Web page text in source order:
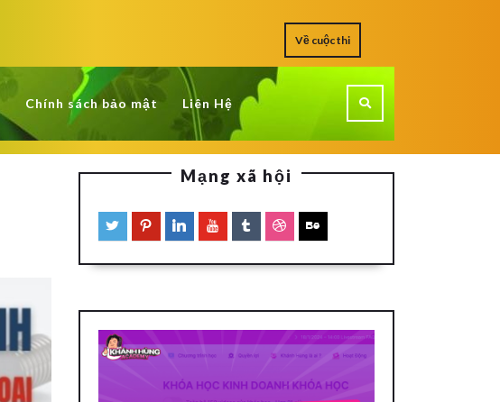
Về cuộc thi
Chính sách bảo mật Liên Hệ
Mạng xã hội